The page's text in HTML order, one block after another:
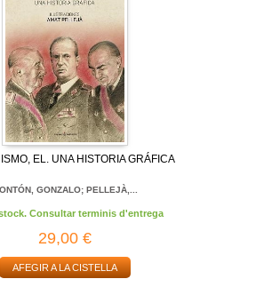
EL. UNA HISTORIA GRÁFICA
GONZALO; PELLEJÀ,...
Consultar terminis d'entrega
29,00 €
AFEGIR A LA CISTELLA